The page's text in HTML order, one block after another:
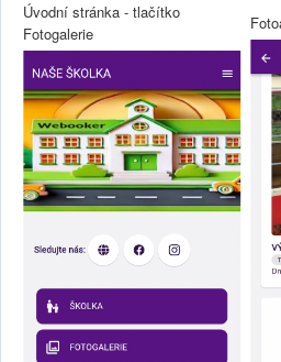
Úvodní stránka - tlačítko
Fotogalerie